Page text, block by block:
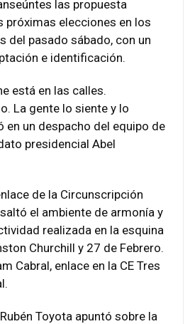
las propuesta
próximas elecciones en los
del pasado sábado, con un
e identificación.
está en las calles.
La gente lo siente y lo
en un despacho del equipo de
presidencial Abel
de la Circunscripción
el ambiente de armonía y
realizada en la esquina
Churchill y 27 de Febrero.
Cabral, enlace en la CE Tres
Toyota apuntó sobre la